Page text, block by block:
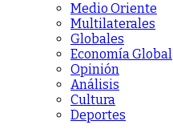
Medio Oriente
Multilaterales
Globales
Economía Global
Opinión
Análisis
Cultura
Deportes